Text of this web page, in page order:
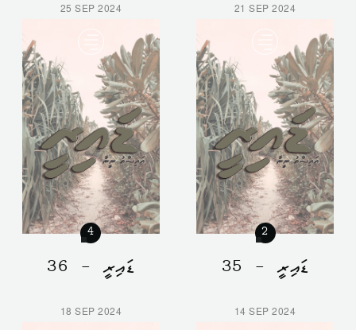
25 SEP 2024
4
ޑައިރީ - 36
21 SEP 2024
2
ޑައިރީ - 35
18 SEP 2024 14 SEP 2024